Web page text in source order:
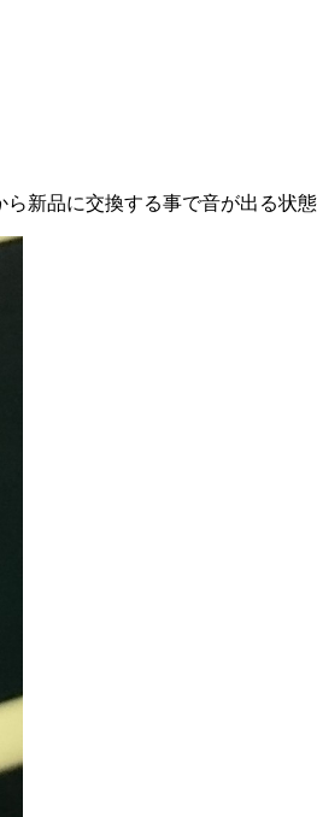
新品に交換する事で音が出る状態